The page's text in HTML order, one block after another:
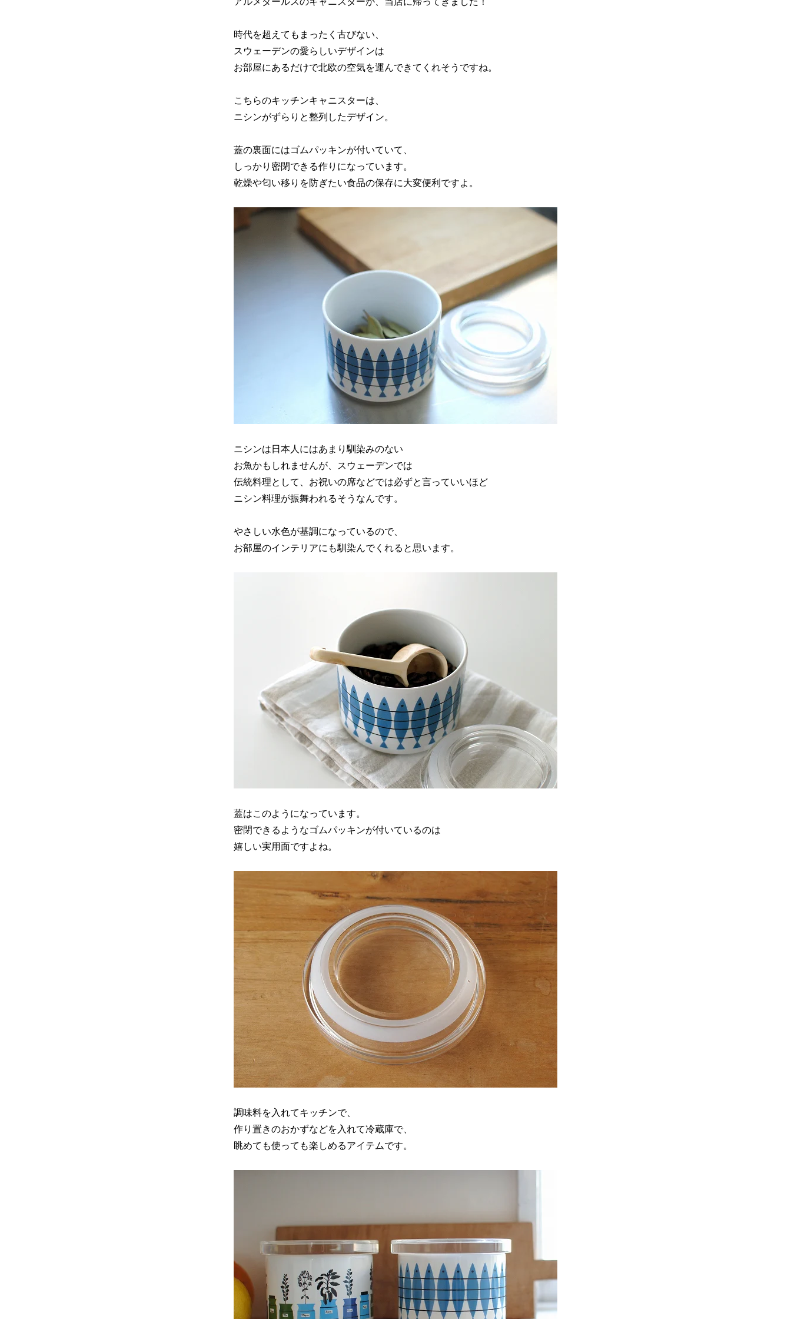
時代を超えてもまったく古びない、
スウェーデンの愛らしいデザインは
お部屋にあるだけで北欧の空気を運んできてくれそうですね。
こちらのキッチンキャニスターは、
ニシンがずらりと整列したデザイン。
蓋の裏面にはゴムパッキンが付いていて、
しっかり密閉できる作りになっています。
乾燥や匂い移りを防ぎたい食品の保存に大変便利ですよ。
ニシンは日本人にはあまり馴染みのない
お魚かもしれませんが、スウェーデンでは
伝統料理として、お祝いの席などでは必ずと言っていいほど
ニシン料理が振舞われるそうなんです。
やさしい水色が基調になっているので、
お部屋のインテリアにも馴染んでくれると思います。
蓋はこのようになっています。
密閉できるようなゴムパッキンが付いているのは
嬉しい実用面ですよね。
調味料を入れてキッチンで、
作り置きのおかずなどを入れて冷蔵庫で、
眺めても使っても楽しめるアイテムです。